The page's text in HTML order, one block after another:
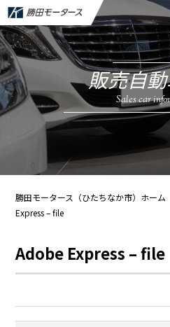
販売自
Sales car
勝田モータース（ひたちなか市）ホーム
Express – file
Adobe Express – file